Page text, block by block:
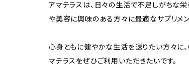
アマテラスは、日々の生活で不足しがちな
や美容に興味のある方々に最適なサプリメン
心身ともに健やかな生活を送りたい方々に
マテラスをぜひご利用いただきたいです。